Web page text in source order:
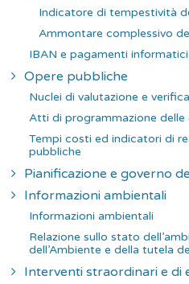
Indicatore di tempestività
Ammontare complessivo
IBAN e pagamenti informatici
Opere pubbliche
Nuclei di valutazione e
Atti di programmazione delle
Tempi costi ed indicatori di
pubbliche
Pianificazione e governo
Informazioni ambientali
Informazioni ambientali
Relazione sullo stato
dell’Ambiente e della tutela
Interventi straordinari e di